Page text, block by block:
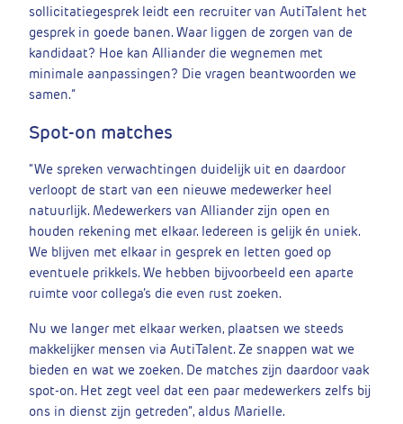
sollicitatiegesprek leidt een recruiter van AutiTalent het
gesprek in goede banen. Waar liggen de zorgen van de
kandidaat? Hoe kan Alliander die wegnemen met
minimale aanpassingen? Die vragen beantwoorden we
samen.”
Spot-on matches
“We spreken verwachtingen duidelijk uit en daardoor
verloopt de start van een nieuwe medewerker heel
natuurlijk. Medewerkers van Alliander zijn open en
houden rekening met elkaar. Iedereen is gelijk én uniek.
We blijven met elkaar in gesprek en letten goed op
eventuele prikkels. We hebben bijvoorbeeld een aparte
ruimte voor collega’s die even rust zoeken.
Nu we langer met elkaar werken, plaatsen we steeds
makkelijker mensen via AutiTalent. Ze snappen wat we
bieden en wat we zoeken. De matches zijn daardoor vaak
spot-on. Het zegt veel dat een paar medewerkers zelfs bij
ons in dienst zijn getreden”, aldus Marielle.